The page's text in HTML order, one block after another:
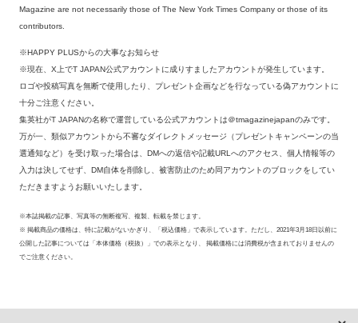
Magazine are not necessarily those of The New York Times Company or those of its
contributors.
※HAPPY PLUSからの大事なお知らせ
※現在、X上でT JAPAN公式アカウントに成りすましたアカウントが発生しています。
ロゴや投稿写真を無断で使用したり、プレゼント企画などを行なっている偽アカウントに
十分ご注意ください。
集英社がT JAPANの名称で運営している公式アカウントは＠tmagazinejapanのみです。
万が一、類似アカウントから不審なダイレクトメッセージ（プレゼントキャンペーンの当
選通知など）を受け取った場合は、DMへの返信や記載URLへのアクセス、個人情報等の
入力は決してせず、DM自体を削除し、被害防止のため同アカウントのブロックをしてい
ただきますようお願いいたします。
※本誌掲載の記事、写真等の無断複写、複製、転載を禁じます。
※ 掲載商品の価格は、特に記載がないかぎり、「税込価格」で表示しています。ただし、2021年3月18日以前に
公開した記事については「本体価格（税抜）」での表示となり、 掲載価格には消費税が含まれておりませんの
でご注意ください。